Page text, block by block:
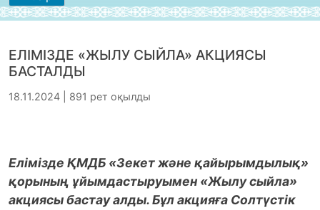
ЕЛІМІЗДЕ «ЖЫЛУ СЫЙЛА» АКЦИЯСЫ
БАСТАЛДЫ
18.11.2024 | 891 рет оқылды
Елімізде ҚМДБ «Зекет және қайырымдылық»
қорының ұйымдастыруымен «Жылу сыйла»
акциясы бастау алды. Бұл акцияға Солтүстік